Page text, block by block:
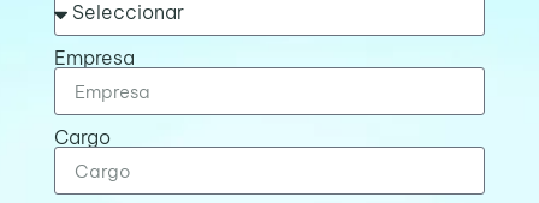
Empresa
Cargo